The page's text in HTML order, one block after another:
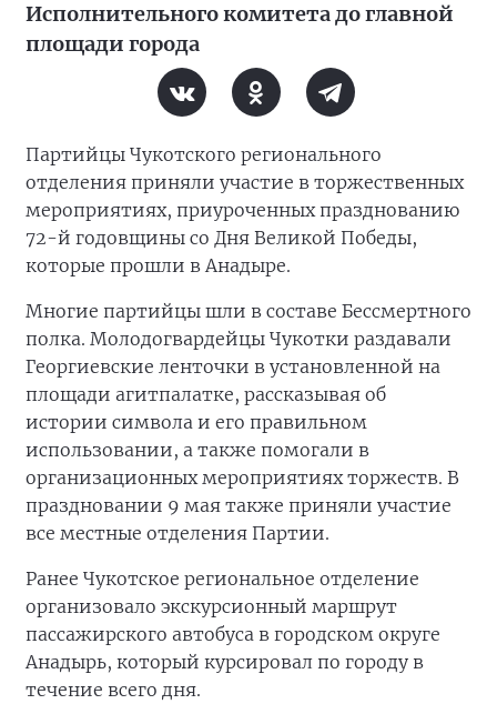
Исполнительного комитета до главной
площади города
Партийцы Чукотского регионального
отделения приняли участие в торжественных
мероприятиях, приуроченных празднованию
72-й годовщины со Дня Великой Победы,
которые прошли в Анадыре.
Многие партийцы шли в составе Бессмертного
полка. Молодогвардейцы Чукотки раздавали
Георгиевские ленточки в установленной на
площади агитпалатке, рассказывая об
истории символа и его правильном
использовании, а также помогали в
организационных мероприятиях торжеств. В
праздновании 9 мая также приняли участие
все местные отделения Партии.
Ранее Чукотское региональное отделение
организовало экскурсионный маршрут
пассажирского автобуса в городском округе
Анадырь, который курсировал по городу в
течение всего дня.